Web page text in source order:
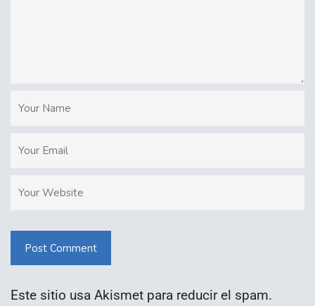
Post Comment
Este sitio usa Akismet para reducir el spam.